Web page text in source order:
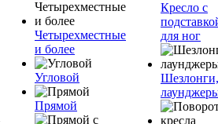
Четырехместные
и более
Угловой
Прямой
Кресло с
для ног
Шезлонги,